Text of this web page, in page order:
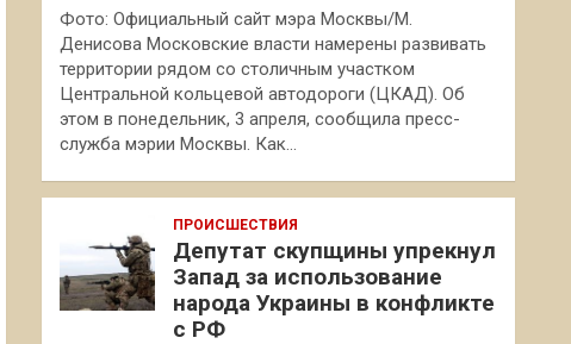
Фото: Официальный сайт мэра Москвы/М.
Денисова Московские власти намерены развивать
территории рядом со столичным участком
Центральной кольцевой автодороги (ЦКАД). Об
этом в понедельник, 3 апреля, сообщила пресс-
служба мэрии Москвы. Как…
ПРОИСШЕСТВИЯ
Депутат скупщины упрекнул
Запад за использование
народа Украины в конфликте
с РФ